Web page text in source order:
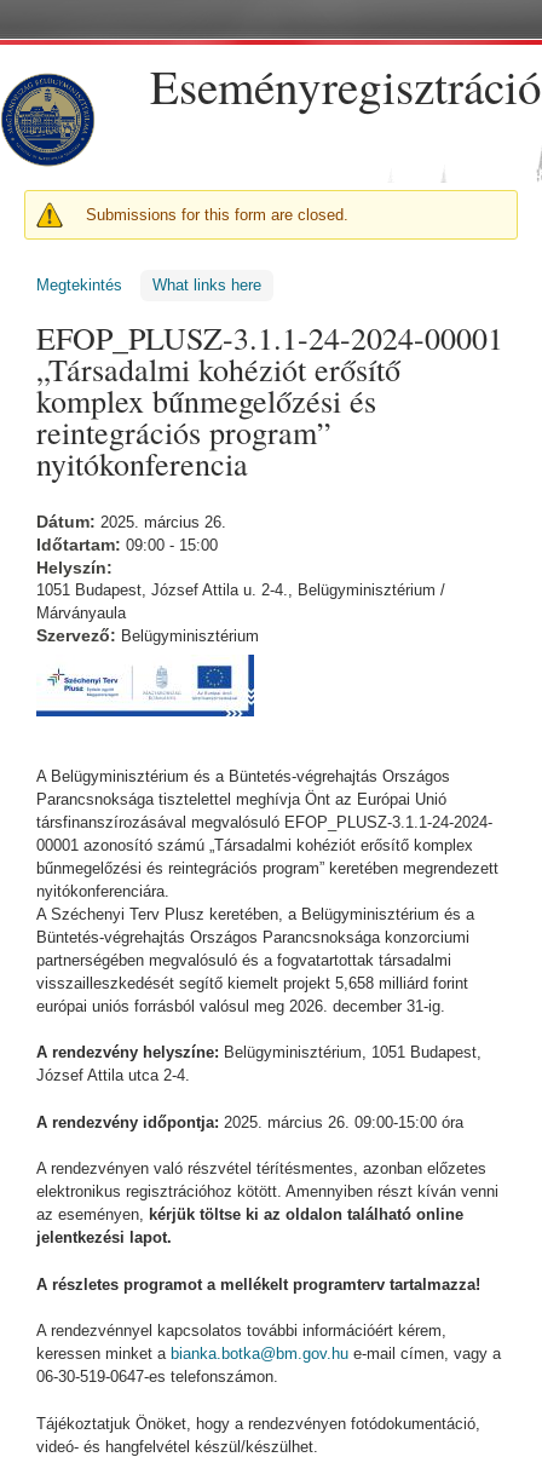
Eseményregisztráció
FIGYELMEZTETŐ ÜZENET
Submissions for this form are closed.
Megtekintés (aktív fül)
What links here
EFOP_PLUSZ-3.1.1-24-2024-00001
„Társadalmi kohéziót erősítő
komplex bűnmegelőzési és
reintegrációs program”
nyitókonferencia
Dátum: 2025. március 26.
Időtartam: 09:00 - 15:00
Helyszín:
1051 Budapest, József Attila u. 2-4., Belügyminisztérium /
Márványaula
Szervező: Belügyminisztérium
A Belügyminisztérium és a Büntetés-végrehajtás Országos
Parancsnoksága tisztelettel meghívja Önt az Európai Unió
társfinanszírozásával megvalósuló EFOP_PLUSZ-3.1.1-24-2024-
00001 azonosító számú „Társadalmi kohéziót erősítő komplex
bűnmegelőzési és reintegrációs program” keretében megrendezett
nyitókonferenciára.
A Széchenyi Terv Plusz keretében, a Belügyminisztérium és a
Büntetés-végrehajtás Országos Parancsnoksága konzorciumi
partnerségében megvalósuló és a fogvatartottak társadalmi
visszailleszkedését segítő kiemelt projekt 5,658 milliárd forint
európai uniós forrásból valósul meg 2026. december 31-ig.
A rendezvény helyszíne: Belügyminisztérium, 1051 Budapest,
József Attila utca 2-4.
A rendezvény időpontja: 2025. március 26. 09:00-15:00 óra
A rendezvényen való részvétel térítésmentes, azonban előzetes
elektronikus regisztrációhoz kötött. Amennyiben részt kíván venni
az eseményen, kérjük töltse ki az oldalon található online
jelentkezési lapot.
A részletes programot a mellékelt programterv tartalmazza!
A rendezvénnyel kapcsolatos további információért kérem,
keressen minket a bianka.botka@bm.gov.hu e-mail címen, vagy a
06-30-519-0647-es telefonszámon.
Tájékoztatjuk Önöket, hogy a rendezvényen fotódokumentáció,
videó- és hangfelvétel készül/készülhet.